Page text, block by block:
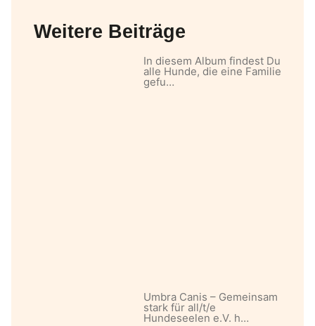
Weitere Beiträge
In diesem Album findest Du
alle Hunde, die eine Familie
gefu…
Umbra Canis – Gemeinsam
stark für all/t/e
Hundeseelen e.V. h…